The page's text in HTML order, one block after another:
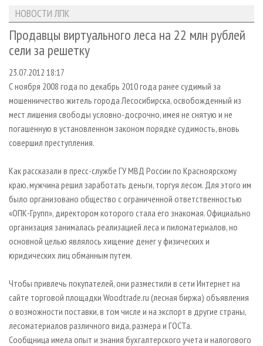
ЛЕСОЗАГОТОВКА
ЛЕСОПИЛЕНИЕ
СУШКА ДРЕВЕСИНЫ
ПРОИЗВОДСТВО ДРЕВЕСНЫХ ПЛИТ
ДЕРЕВЯННОЕ ДОМОСТРОЕНИЕ
ПРОИЗВОДСТВО МЕБЕЛИ
ЦБП
ИНСТРУМЕНТ И МАТЕРИАЛЫ
НОВОСТИ ЛПК
НОВОСТИ ЖУРНАЛА
ПРОЕКТЫ ЛПИ
АНАЛИТИКА
ПРЕДПРИЯТИЯ ЛПК
ПЕРСОНЫ
МОБИЛЬНЫЕ ВЫСТАВКИ
ОФИЦИАЛЬНЫЕ ДЕЛЕГАЦИИ
ПРИОРИТЕТНЫЕ ИНВЕСТПРОЕКТЫ
ГАЗЕТА ЛЕСПРОМФОРУМ
БИБЛИОТЕКА СПЕЦИАЛИСТА
АРХИВ ЖУРНАЛОВ
О ЖУРНАЛЕ
ПОДПИСКА
КОНТАКТЫ
РЕКЛАМОДАТЕЛЯМ
РЕКЛАМА
РЕКЛАМА НА САЙТЕ
НОВОСТИ ЛПК
Продавцы виртуального леса на 22 млн рублей
сели за решетку
23.07.2012 18:17
С ноября 2008 года по декабрь 2010 года ранее судимый за
мошенничество житель города Лесосибирска, освобожденный из
мест лишения свободы условно-досрочно, имея не снятую и не
погашенную в установленном законом порядке судимость, вновь
совершил преступления.
Как рассказали в пресс-службе ГУ МВД России по Красноярскому
краю, мужчина решил заработать деньги, торгуя лесом. Для этого им
было организовано общество с ограниченной ответственностью
«ОПК-Групп», директором которого стала его знакомая. Официально
организация занималась реализацией леса и пиломатериалов, но
основной целью являлось хищение денег у физических и
юридических лиц обманным путем.
Чтобы привлечь покупателей, они разместили в сети Интернет на
сайте торговой площадки Woodtrade.ru (лесная биржа) объявления
о возможности поставки, в том числе и на экспорт в другие страны,
лесоматериалов различного вида, размера и ГОСТа.
Сообщница имела опыт и знания бухгалтерского учета и налогового